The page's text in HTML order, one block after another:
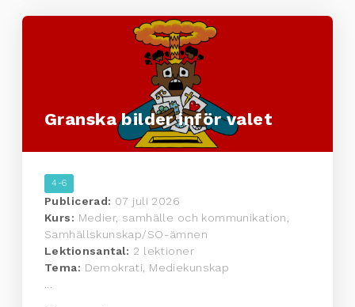
Granska bilder inför valet
4-6
Publicerad: 07 juli 2026
Kurs: Medier, samhälle och kommunikation,
Samhällskunskap/SO-ämnen
Lektionsantal: 2 lektioner
Tema: Demokrati, Mediekunskap
...